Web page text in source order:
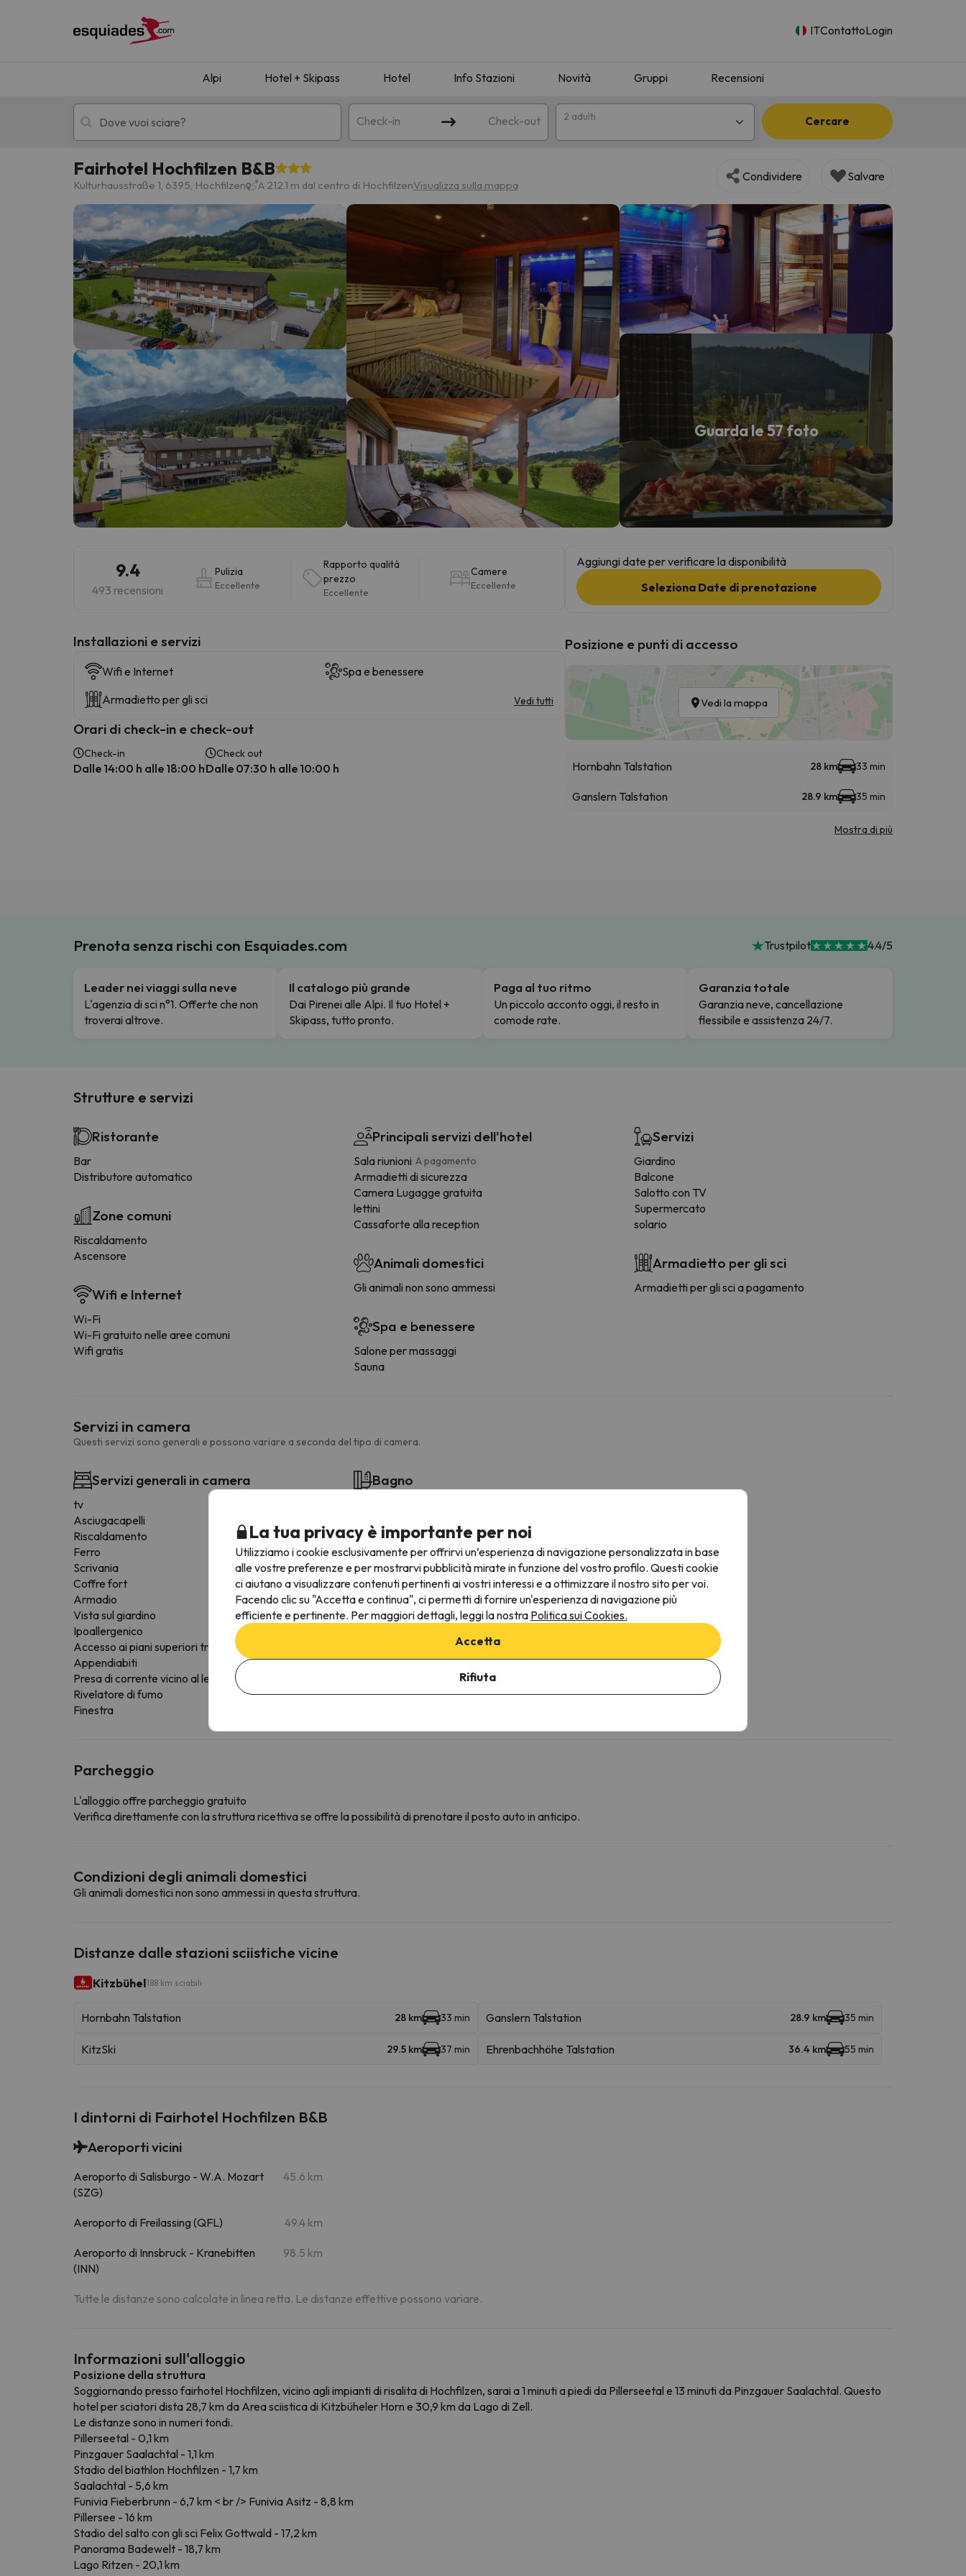
ITContattoLogin
Alpi Hotel + Skipass Hotel Info Stazioni Novità Gruppi Recensioni
Check-in Check-out 2 adulti Cercare
Hotel + skipass Hotel di montagna
Ops, non abbiamo trovato alcun risultato corrispondente alla sua ricerca. Provare a modificare la destinazione.
Sembra che il nostro ricercatore abbia perso la strada. Non appena troverà la bussola, tornerà.
Fairhotel Hochfilzen B&B
Kulturhausstraße 1, 6395, Hochfilzen A 212.1 m dal centro di HochfilzenVisualizza sulla mappa
Condividere Salvare
Guarda le 57 foto
9.4
493 recensioni
Pulizia
Eccellente
Rapporto qualità
prezzo
Eccellente
Camere
Eccellente
Installazioni e servizi
Wifi e Internet
Spa e benessere
Armadietto per gli sci
Vedi tutti
Orari di check-in e check-out
Check-in
Dalle 14:00 h alle 18:00 h
Check out
Dalle 07:30 h alle 10:00 h
Aggiungi date per verificare la disponibilità
Seleziona Date di prenotazione
Posizione e punti di accesso
Vedi la mappa
Hornbahn Talstation 28 km 33 min
Ganslern Talstation 28.9 km 35 min
Mostra di più
Prenota senza rischi con Esquiades.com Trustpilot 4.4/5
Leader nei viaggi sulla neve
L'agenzia di sci n°1. Offerte che non
troverai altrove.
Il catalogo più grande
Dai Pirenei alle Alpi. Il tuo Hotel +
Skipass, tutto pronto.
Paga al tuo ritmo
Un piccolo acconto oggi, il resto in
comode rate.
Garanzia totale
Garanzia neve, cancellazione
flessibile e assistenza 24/7.
Strutture e servizi
Ristorante
Bar
Distributore automatico
Zone comuni
Riscaldamento
Ascensore
Wifi e Internet
Wi-Fi
Wi-Fi gratuito nelle aree comuni
Wifi gratis
Principali servizi dell'hotel
Sala riunioni A pagamento
Armadietti di sicurezza
Camera Lugagge gratuita
lettini
Cassaforte alla reception
Animali domestici
Gli animali non sono ammessi
Spa e benessere
Salone per massaggi
Sauna
Servizi
Giardino
Balcone
Salotto con TV
Supermercato
solario
Armadietto per gli sci
Armadietti per gli sci a pagamento
Servizi in camera
Questi servizi sono generali e possono variare a seconda del tipo di camera.
Servizi generali in camera
tv
Asciugacapelli
Riscaldamento
Ferro
Scrivania
Coffre fort
Armadio
Vista sul giardino
Ipoallergenico
Accesso ai piani superiori tramite ascensore
Appendiabiti
Presa di corrente vicino al letto
Rivelatore di fumo
Finestra
Bagno
Servizi
Douche ou baignoire
Bagno privato
Carta igienica
Shampoo
Gel doccia
Gli asciugamani sono disponibili
Frigo
Parcheggio
L'alloggio offre parcheggio gratuito
Verifica direttamente con la struttura ricettiva se offre la possibilità di prenotare il posto auto in anticipo.
Condizioni degli animali domestici
Gli animali domestici non sono ammessi in questa struttura.
Distanze dalle stazioni sciistiche vicine
Kitzbühel188 km sciabili
Hornbahn Talstation 28 km 33 min Ganslern Talstation 28.9 km 35 min
KitzSki 29.5 km 37 min Ehrenbachhöhe Talstation 36.4 km 55 min
I dintorni di Fairhotel Hochfilzen B&B
Aeroporti vicini
Aeroporto di Salisburgo - W.A. Mozart
(SZG)
45.6 km
Aeroporto di Freilassing (QFL) 49.4 km
Aeroporto di Innsbruck - Kranebitten
(INN)
98.5 km
Tutte le distanze sono calcolate in linea retta. Le distanze effettive possono variare.
Informazioni sull'alloggio
Posizione della struttura
Soggiornando presso fairhotel Hochfilzen, vicino agli impianti di risalita di Hochfilzen, sarai a 1 minuti a piedi da Pillerseetal e 13 minuti da Pinzgauer Saalachtal. Questo
hotel per sciatori dista 28,7 km da Area sciistica di Kitzbüheler Horn e 30,9 km da Lago di Zell.
Le distanze sono in numeri tondi.
Pillerseetal - 0,1 km
Pinzgauer Saalachtal - 1,1 km
Stadio del biathlon Hochfilzen - 1,7 km
Saalachtal - 5,6 km
Funivia Fieberbrunn - 6,7 km < br /> Funivia Asitz - 8,8 km
Pillersee - 16 km
Stadio del salto con gli sci Felix Gottwald - 17,2 km
Panorama Badewelt - 18,7 km
Lago Ritzen - 20,1 km
La tua privacy è importante per noi
Utilizziamo i cookie esclusivamente per offrirvi un’esperienza di navigazione personalizzata in base
alle vostre preferenze e per mostrarvi pubblicità mirate in funzione del vostro profilo. Questi cookie
ci aiutano a visualizzare contenuti pertinenti ai vostri interessi e a ottimizzare il nostro sito per voi.
Facendo clic su "Accetta e continua", ci permetti di fornire un'esperienza di navigazione più
efficiente e pertinente. Per maggiori dettagli, leggi la nostra Politica sui Cookies.
Accetta
Rifiuta